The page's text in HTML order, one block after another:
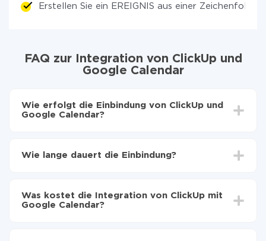
Erstellen Sie ein EREIGNIS aus einer Zeichenfolge
FAQ zur Integration von ClickUp und
Google Calendar
Wie erfolgt die Einbindung von ClickUp und
Google Calendar?
Calendar zu übertragen
auf Google Calendar übertragen
Wie lange dauert die Einbindung?
Im Durchschnitt dauert es 10-15 Minuten.
Was kostet die Integration von ClickUp mit
Google Calendar?